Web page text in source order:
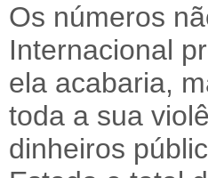
Os números
Internacional
ela acabaria,
toda a sua
dinheiros